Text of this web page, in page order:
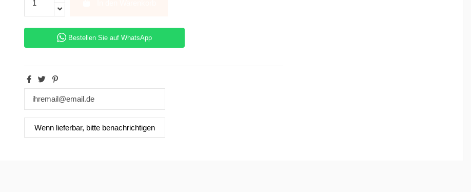
Bestellen Sie auf WhatsApp